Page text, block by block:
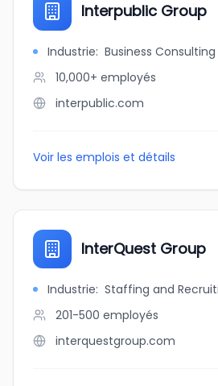
Interpublic Group
Industrie: Business
10,000+ employés
interpublic.com
Voir les emplois et détails
InterQuest Group
Industrie: Staffing and
201-500 employés
interquestgroup.com